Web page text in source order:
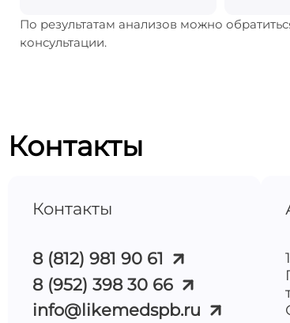
По результатам анализов можно
консультации.
Контакты
Контакты
8 (812) 981 90 61
8 (952) 398 30 66
info@likemedspb.ru